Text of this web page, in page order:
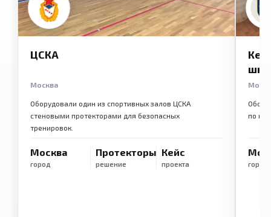
ЦСКА
Москва
Оборудовали один из спортивных залов ЦСКА
стеновыми протекторами для безопасных
тренировок.
Москва
город
Протекторы
решение
Кейс
проекта
по
город